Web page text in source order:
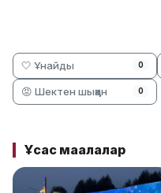
🤍 Ұнайды 0
😡 Шектен шыққан 0
Ұқсас мақалалар